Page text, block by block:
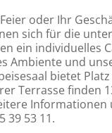
oder Ihr
sich für die
ein individuelles
Ambiente und
bietet
Terrasse finden
39 53 11.